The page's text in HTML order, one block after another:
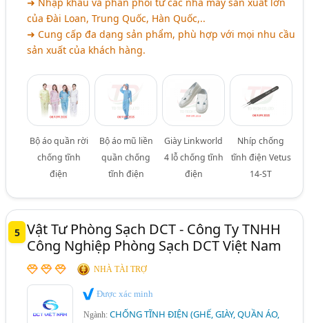
của Đài Loan, Trung Quốc, Hàn Quốc,..
➜ Cung cấp đa dạng sản phẩm, phù hợp với mọi nhu cầu
sản xuất của khách hàng.
Bộ áo quần rời
chống tĩnh
điện
Bộ áo mũ liền
quần chống
tĩnh điện
Giày Linkworld
4 lỗ chống tĩnh
điện
Nhíp chống
tĩnh điện Vetus
14-ST
5 Vật Tư Phòng Sạch DCT - Công Ty TNHH
Công Nghiệp Phòng Sạch DCT Việt Nam
NHÀ TÀI TRỢ
Được xác minh
Ngành:CHỐNG TĨNH ĐIỆN (GHẾ, GIÀY, QUẦN ÁO,